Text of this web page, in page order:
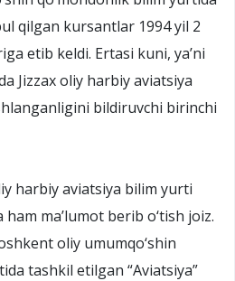
qilgan kursantlar 1994 yil 2
etib keldi. Ertasi kuni, ya’ni
Jizzax oliy harbiy aviatsiya
bildiruvchi birinchi
harbiy aviatsiya bilim yurti
ma’lumot berib o‘tish joiz.
oliy umumqo‘shin
tashkil etilgan “Aviatsiya”